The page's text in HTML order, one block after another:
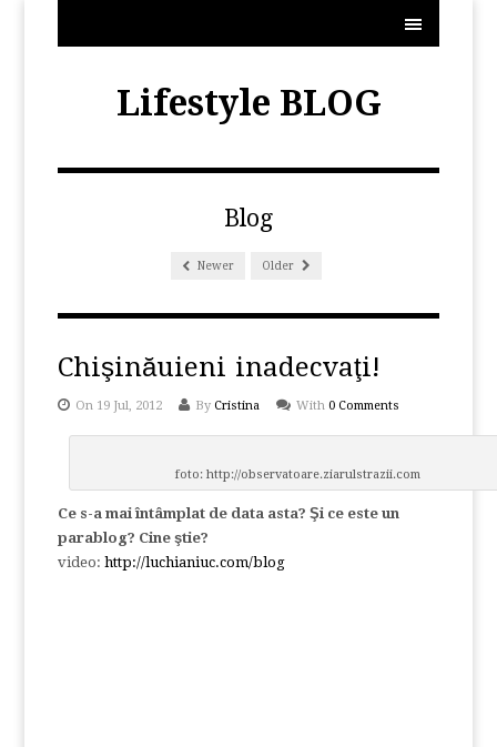
Lifestyle BLOG
Blog
Newer Older
Chişinăuieni inadecvaţi!
On 19 Jul, 2012 By Cristina With 0 Comments
foto: http://observatoare.ziarulstrazii.com
Ce s-a mai întâmplat de data asta? Şi ce este un
parablog? Cine ştie?
video:http://luchianiuc.com/blog